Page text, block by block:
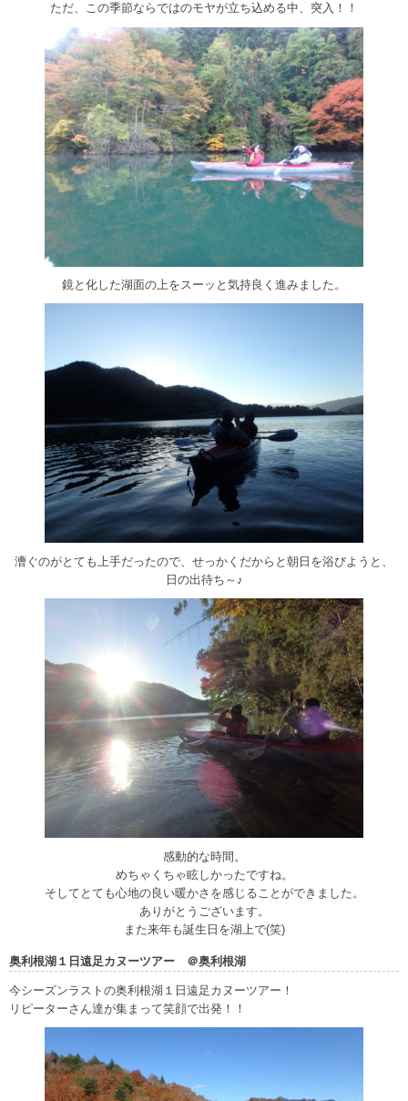
ただ、この季節ならではのモヤが立ち込める中、突入！！
鏡と化した湖面の上をスーッと気持良く進みました。
漕ぐのがとても上手だったので、せっかくだからと朝日を浴びようと、
日の出待ち～♪
感動的な時間。
めちゃくちゃ眩しかったですね。
そしてとても心地の良い暖かさを感じることができました。
ありがとうございます。
また来年も誕生日を湖上で(笑)
奥利根湖１日遠足カヌーツアー ＠奥利根湖
今シーズンラストの奥利根湖１日遠足カヌーツアー！
リピーターさん達が集まって笑顔で出発！！